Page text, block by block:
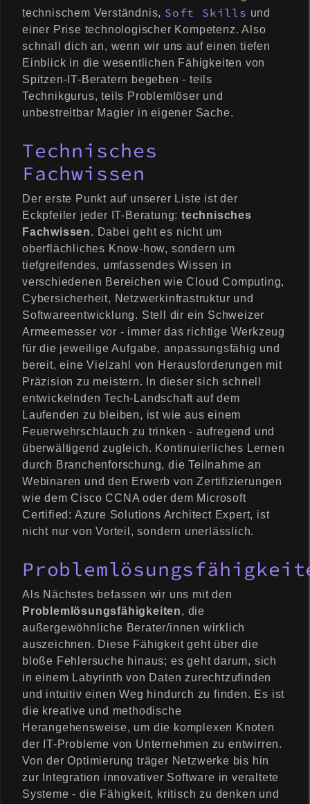
technischem Verständnis, Soft Skills und
einer Prise technologischer Kompetenz. Also
schnall dich an, wenn wir uns auf einen tiefen
Einblick in die wesentlichen Fähigkeiten von
Spitzen-IT-Beratern begeben - teils
Technikgurus, teils Problemlöser und
unbestreitbar Magier in eigener Sache.
Technisches
Fachwissen
Der erste Punkt auf unserer Liste ist der
Eckpfeiler jeder IT-Beratung:technisches
Fachwissen. Dabei geht es nicht um
oberflächliches Know-how, sondern um
tiefgreifendes, umfassendes Wissen in
verschiedenen Bereichen wie Cloud Computing,
Cybersicherheit, Netzwerkinfrastruktur und
Softwareentwicklung. Stell dir ein Schweizer
Armeemesser vor - immer das richtige Werkzeug
für die jeweilige Aufgabe, anpassungsfähig und
bereit, eine Vielzahl von Herausforderungen mit
Präzision zu meistern. In dieser sich schnell
entwickelnden Tech-Landschaft auf dem
Laufenden zu bleiben, ist wie aus einem
Feuerwehrschlauch zu trinken - aufregend und
überwältigend zugleich. Kontinuierliches Lernen
durch Branchenforschung, die Teilnahme an
Webinaren und den Erwerb von Zertifizierungen
wie dem Cisco CCNA oder dem Microsoft
Certified: Azure Solutions Architect Expert, ist
nicht nur von Vorteil, sondern unerlässlich.
Als Nächstes befassen wir uns mit den
Problemlösungsfähigkeiten, die
außergewöhnliche Berater/innen wirklich
auszeichnen. Diese Fähigkeit geht über die
bloße Fehlersuche hinaus; es geht darum, sich
in einem Labyrinth von Daten zurechtzufinden
und intuitiv einen Weg hindurch zu finden. Es ist
die kreative und methodische
Herangehensweise, um die komplexen Knoten
der IT-Probleme von Unternehmen zu entwirren.
Von der Optimierung träger Netzwerke bis hin
zur Integration innovativer Software in veraltete
Systeme - die Fähigkeit, kritisch zu denken und